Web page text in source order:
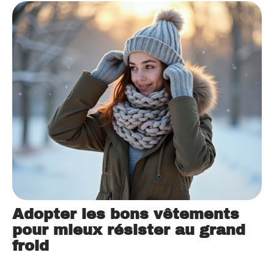
Adopter les bons vêtements
pour mieux résister au grand
froid